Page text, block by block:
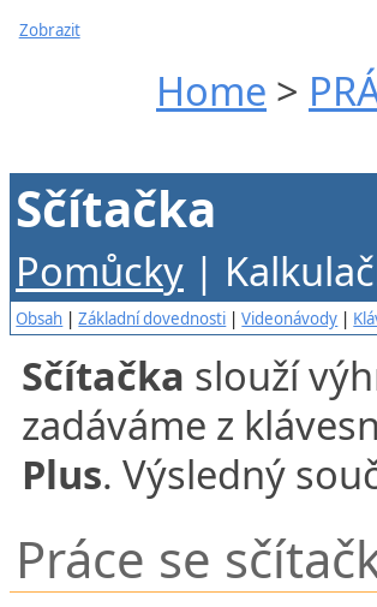
Zobrazit
Home >
Sčítačka
Pomůcky |
Obsah |Základní dovednosti |Videonávody |
Sčítačka slouží
zadáváme z
Plus. Výsledný
Práce se